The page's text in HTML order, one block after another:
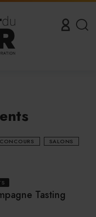
SALONS
Tasting